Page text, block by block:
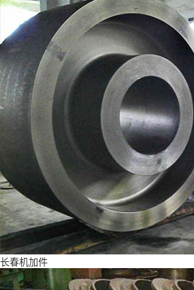
长春机加件